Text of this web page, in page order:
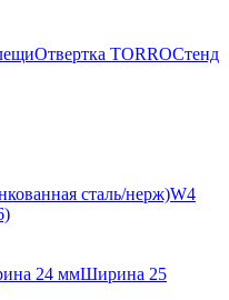
Отвертка TORROСтенд
сталь/нерж)W4
24 ммШирина 25